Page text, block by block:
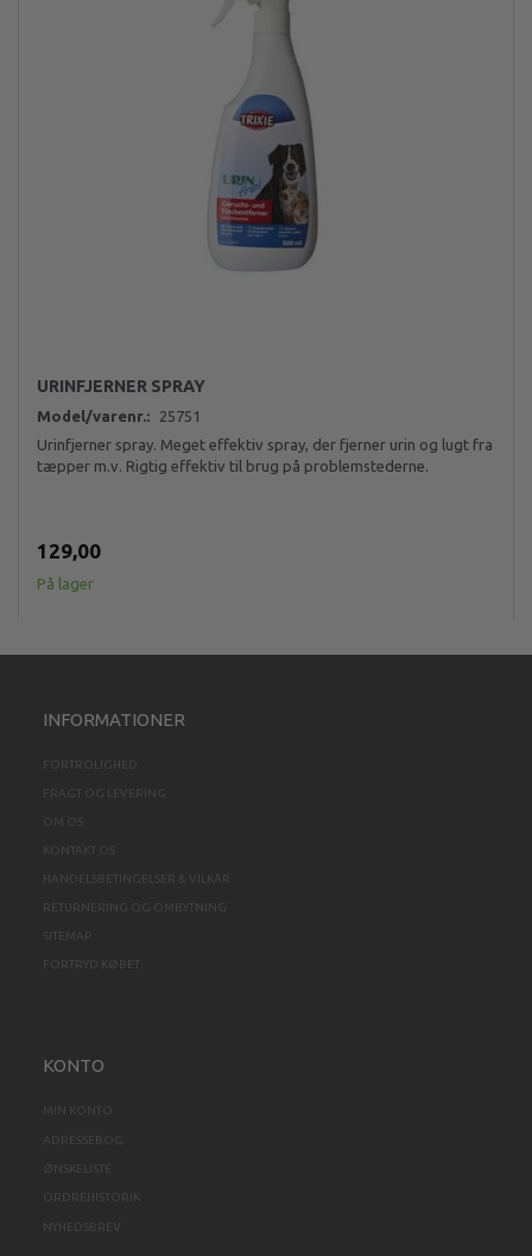
URINFJERNER SPRAY
Model/varenr.:
25751
Urinfjerner spray. Meget effektiv spray, der fjerner urin og lugt fra
tæpper m.v. Rigtig effektiv til brug på problemstederne.
129,00
På lager
INFORMATIONER
FORTROLIGHED
FRAGT OG LEVERING
OM OS
KONTAKT OS
HANDELSBETINGELSER & VILKÅR
RETURNERING OG OMBYTNING
SITEMAP
FORTRYD KØBET
KONTO
MIN KONTO
ADRESSEBOG
ØNSKELISTE
ORDREHISTORIK
NYHEDSBREV